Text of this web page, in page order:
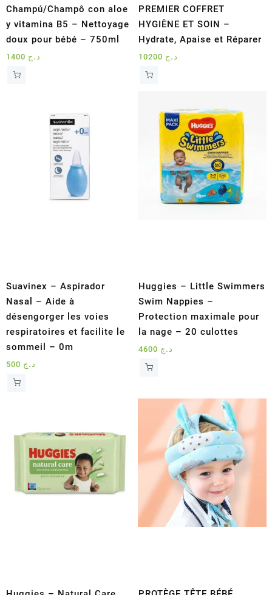
Champú/Champô con aloe
y vitamina B5 – Nettoyage
doux pour bébé – 750ml
د.ج
PREMIER COFFRET
HYGIÈNE ET SOIN –
Hydrate, Apaise et Réparer
د.ج
Suavinex – Aspirador
Nasal – Aide à
désengorger les voies
respiratoires et facilite le
sommeil – 0m
د.ج
Huggies – Little Swimmers
Swim Nappies –
Protection maximale pour
la nage – 20 culottes
د.ج